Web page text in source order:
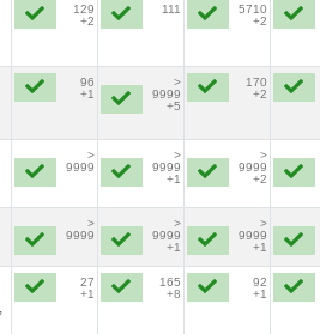
129
+2
111
5710
+2
96
+1
>
9999
+5
170
+2
>
9999
>
9999
+1
>
9999
+2
>
9999
>
9999
+1
>
9999
+1
27
+1
165
+8
92
+1